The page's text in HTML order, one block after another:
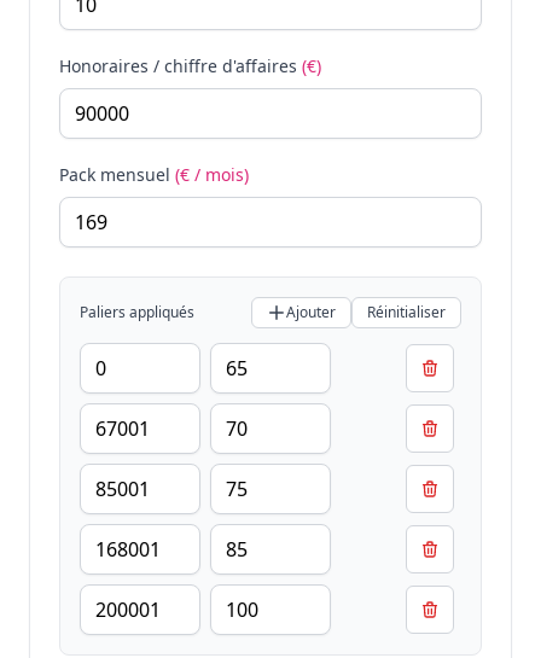
Honoraires / chiffre d'affaires (€)
Pack mensuel (€ / mois)
Paliers appliqués Ajouter Réinitialiser